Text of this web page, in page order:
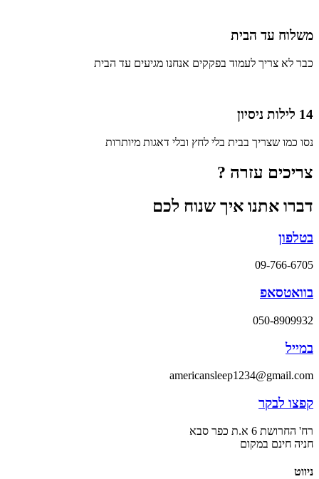
משלוח עד הבית
כבר לא צריך לעמוד בפקקים אנחנו מגיעים עד הבית
14 לילות ניסיון
נסו כמו שצריך בבית בלי לחץ ובלי דאגות מיותרות
צריכים עזרה ?
דברו אתנו איך שנוח לכם
בטלפון
09-766-6705
בוואטסאפ
050-8909932
במייל
americansleep1234@gmail.com
קפצו לבקר
רח' החרושת 6 א.ת כפר סבא
חניה חינם במקום
ניווט